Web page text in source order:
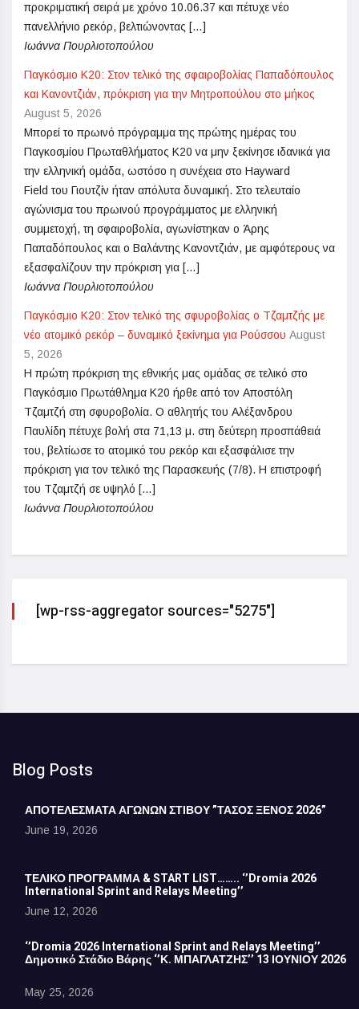
προκριματική σειρά με χρόνο 10.06.37 και πέτυχε νέο
πανελλήνιο ρεκόρ, βελτιώνοντας […]
Ιωάννα Πουρλιοτοπούλου
Παγκόσμιο Κ20: Στον τελικό της σφαιροβολίας Παπαδόπουλος
και Κανοντζιάν, πρόκριση για την Μητροπούλου στο μήκος
August 5, 2026
Μπορεί το πρωινό πρόγραμμα της πρώτης ημέρας του
Παγκοσμίου Πρωταθλήματος Κ20 να μην ξεκίνησε ιδανικά για
την ελληνική ομάδα, ωστόσο η συνέχεια στο Hayward
Field του Γιουτζίν ήταν απόλυτα δυναμική. Στο τελευταίο
αγώνισμα του πρωινού προγράμματος με ελληνική
συμμετοχή, τη σφαιροβολία, αγωνίστηκαν ο Άρης
Παπαδόπουλος και ο Βαλάντης Κανοντζιάν, με αμφότερους να
εξασφαλίζουν την πρόκριση για […]
Ιωάννα Πουρλιοτοπούλου
Παγκόσμιο Κ20: Στον τελικό της σφυροβολίας ο Τζαμτζής με
νέο ατομικό ρεκόρ – δυναμικό ξεκίνημα για Ρούσσου August
5, 2026
Η πρώτη πρόκριση της εθνικής μας ομάδας σε τελικό στο
Παγκόσμιο Πρωτάθλημα Κ20 ήρθε από τον Αποστόλη
Τζαμτζή στη σφυροβολία. Ο αθλητής του Αλέξανδρου
Παυλίδη πέτυχε βολή στα 71,13 μ. στη δεύτερη προσπάθειά
του, βελτίωσε το ατομικό του ρεκόρ και εξασφάλισε την
πρόκριση για τον τελικό της Παρασκευής (7/8). Η επιστροφή
του Τζαμτζή σε υψηλό […]
Ιωάννα Πουρλιοτοπούλου
[wp-rss-aggregator sources="5275"]
Blog Posts
ΑΠΟΤΕΛΕΣΜΑΤΑ ΑΓΩΝΩΝ ΣΤΙΒΟΥ ”ΤΑΣΟΣ ΞΕΝΟΣ 2026”
June 19, 2026
ΤΕΛΙΚΟ ΠΡΟΓΡΑΜΜΑ & START LIST…….. ‘’Dromia 2026
International Sprint and Relays Meeting’’
June 12, 2026
‘’Dromia 2026 International Sprint and Relays Meeting’’
Δημοτικό Στάδιο Βάρης ‘’Κ. ΜΠΑΓΛΑΤΖΗΣ’’ 13 ΙΟΥΝΙΟΥ 2026
May 25, 2026